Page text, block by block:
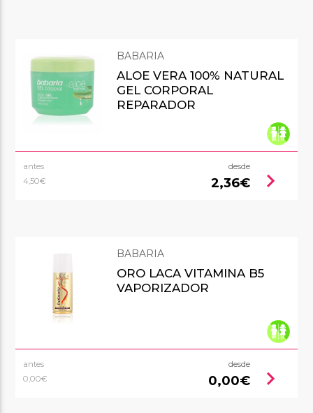
BABARIA
ALOE VERA 100% NATURAL
GEL CORPORAL
REPARADOR
antes
4,50€
desde
2,36€ chevron_right
BABARIA
ORO LACA VITAMINA B5
VAPORIZADOR
antes
0,00€
desde
0,00€ chevron_right